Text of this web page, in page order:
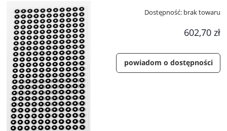
Dostępność: brak towaru
602,70 zł
powiadom o dostępności